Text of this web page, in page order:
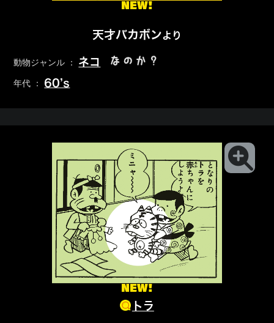
NEW!
天才バカボンより
動物ジャンル ： ネコ なのか？
年代 ： 60’s
NEW!
トラ